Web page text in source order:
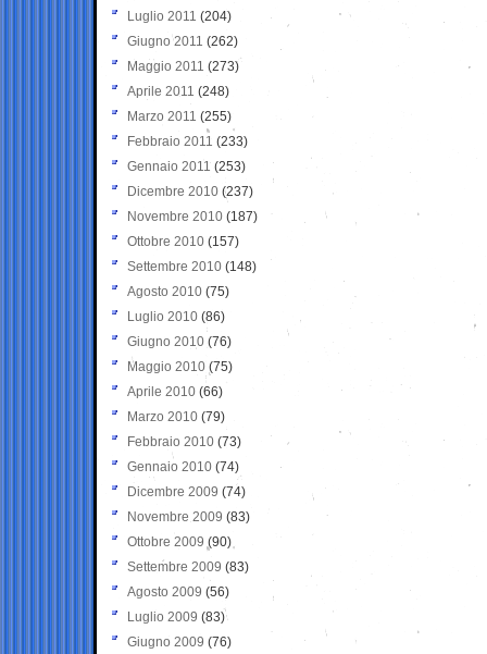
Luglio 2011 (204)
Giugno 2011 (262)
Maggio 2011 (273)
Aprile 2011 (248)
Marzo 2011 (255)
Febbraio 2011 (233)
Gennaio 2011 (253)
Dicembre 2010 (237)
Novembre 2010 (187)
Ottobre 2010 (157)
Settembre 2010 (148)
Agosto 2010 (75)
Luglio 2010 (86)
Giugno 2010 (76)
Maggio 2010 (75)
Aprile 2010 (66)
Marzo 2010 (79)
Febbraio 2010 (73)
Gennaio 2010 (74)
Dicembre 2009 (74)
Novembre 2009 (83)
Ottobre 2009 (90)
Settembre 2009 (83)
Agosto 2009 (56)
Luglio 2009 (83)
Giugno 2009 (76)